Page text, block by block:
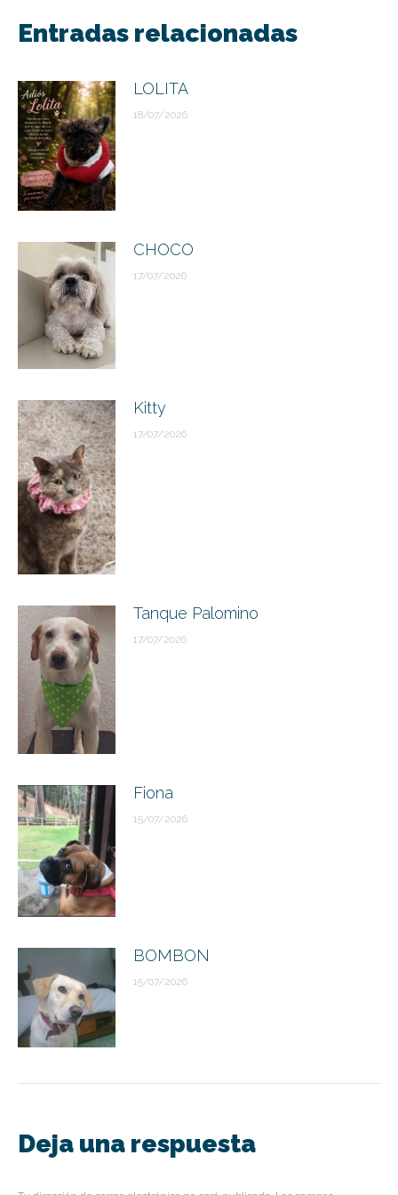
entre
Entradas relacionadas
LOLITA
18/07/2026
CHOCO
17/07/2026
Kitty
17/07/2026
Tanque Palomino
17/07/2026
Fiona
15/07/2026
BOMBON
15/07/2026
Deja una respuesta